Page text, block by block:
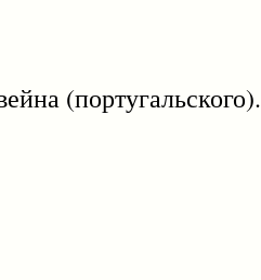
(португальского).